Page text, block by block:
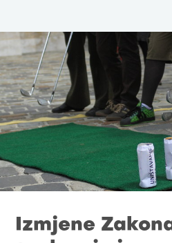
Izmjene